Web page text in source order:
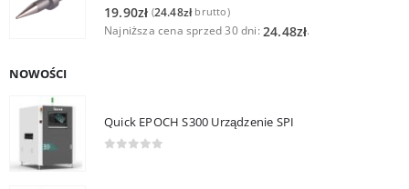
0out of 5
19.90zł (24.48złbrutto)
Najniższa cena sprzed 30 dni: 24.48zł.
NOWOŚCI
Quick EPOCH S300 Urządzenie SPI